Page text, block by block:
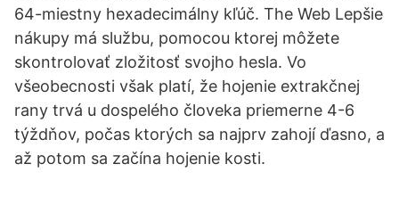
64-miestny hexadecimálny kľúč. The Web Lepšie
nákupy má službu, pomocou ktorej môžete
skontrolovať zložitosť svojho hesla. Vo
všeobecnosti však platí, že hojenie extrakčnej
rany trvá u dospelého človeka priemerne 4-6
týždňov, počas ktorých sa najprv zahojí ďasno, a
až potom sa začína hojenie kosti.